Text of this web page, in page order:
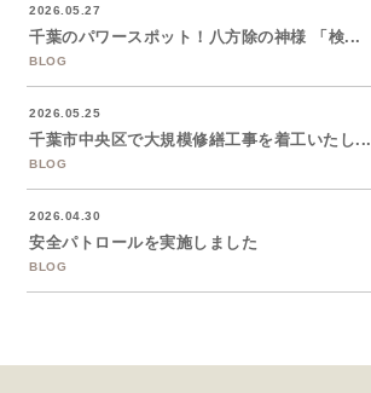
2026.05.27
千葉のパワースポット！八方除の神様 「検...
BLOG
2026.05.25
千葉市中央区で大規模修繕工事を着工いたし...
BLOG
2026.04.30
安全パトロールを実施しました
BLOG